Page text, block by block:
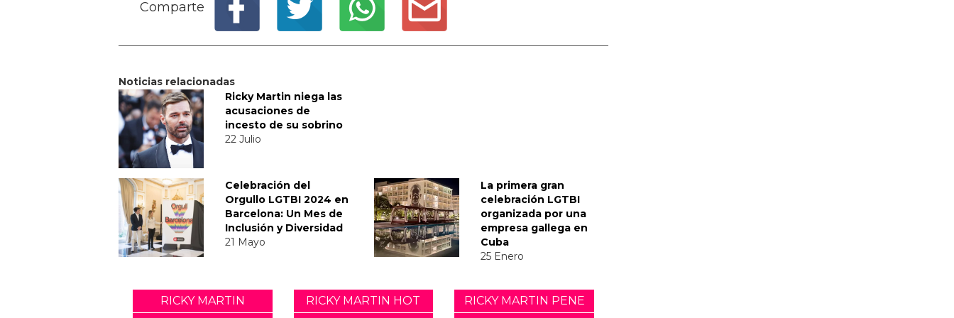
Comparte
Noticias relacionadas
Ricky Martin niega las
acusaciones de
incesto de su sobrino
22 Julio
Celebración del
Orgullo LGTBI 2024 en
Barcelona: Un Mes de
Inclusión y Diversidad
21 Mayo
La primera gran
celebración LGTBI
organizada por una
empresa gallega en
Cuba
25 Enero
RICKY MARTIN RICKY MARTIN HOT
RICKY MARTIN PENE